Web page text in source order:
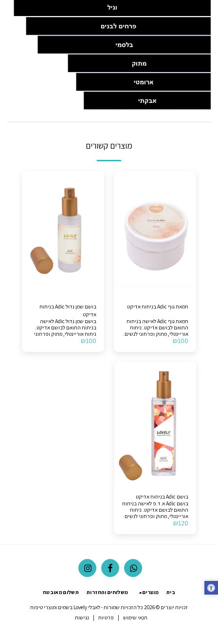
מוצרים קשורים
חמאת גוף Adic בניחוח אדיקט
חמאת גוף Adic לאישה בניחוח
התואם לבושם אדיקט. ניחוח
אוריינטלי, מתוק ופרחוני לנשים.
תווים עליונים >> אוכמנית, עלה
לצורך הבהרה, המוצר אינו
₪100
בושם שמן גדול Adic בניחוח
אדיקט
בושם שמן גדול Adic לאישה
בניחוח התואם לבושם אדיקט.
ניחוח אוריינטלי, מתוק ופרחוני
לנשים. תווים עליונים >>
₪100
בושם Adic בניחוח אדיקט
בושם Adic א.ד.פ לאישה בניחוח
התואם לבושם אדיקט. ניחוח
אוריינטלי, מתוק ופרחוני לנשים.
תווים עליונים >> אוכמנית, עלה
₪120
בית מוצרים משלוחים והחזרות תשלום מאובטח
זכויות יוצרים © 2026 כל הזכויות שמורות -
לאבלי Lovely בשמים ומוצרי טיפוח
תנאי שימוש | פרטיות | נגישות